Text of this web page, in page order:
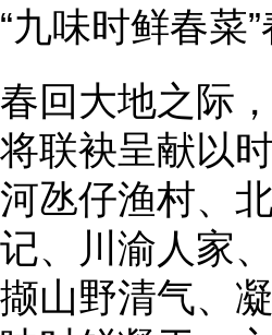
“九味时鲜春菜
春回大地之际
将联袂呈献以
河氹仔渔村、
记、川渝人家
撷山野清气、